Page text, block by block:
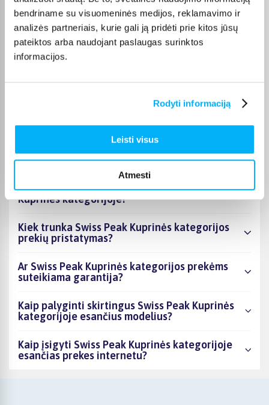
bendriname su visuomeninės medijos, reklamavimo ir
analizės partneriais, kurie gali ją pridėti prie kitos jūsų
pateiktos arba naudojant paslaugas surinktos
informacijos.
Rodyti informaciją
Leisti visus
Atmesti
prekę pristatysime per jos aprašyme nurodytą terminą.
Kokie Swiss Peak Kuprinės kategorijoje esantys
produktai šiuo metu populiariausi?
Kiek prekių yra Swiss Peak Kuprinės
kaina?
Ar BIGBOX.LT galima rasti akcijų Swiss Peak
Kuprinės kategorijoje?
Kiek trunka Swiss Peak Kuprinės kategorijos
prekių pristatymas?
Ar Swiss Peak Kuprinės kategorijos prekėms
suteikiama garantija?
Kaip palyginti skirtingus Swiss Peak Kuprinės
kategorijoje esančius modelius?
Kaip įsigyti Swiss Peak Kuprinės kategorijoje
esančias prekes internetu?